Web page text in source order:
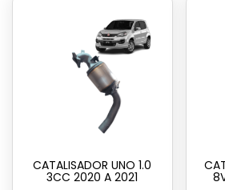
CATALISADOR UNO 1.0
3CC 2020 A 2021